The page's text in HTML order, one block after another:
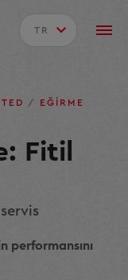
TR
/ EĞIRME
Fitil
performansını